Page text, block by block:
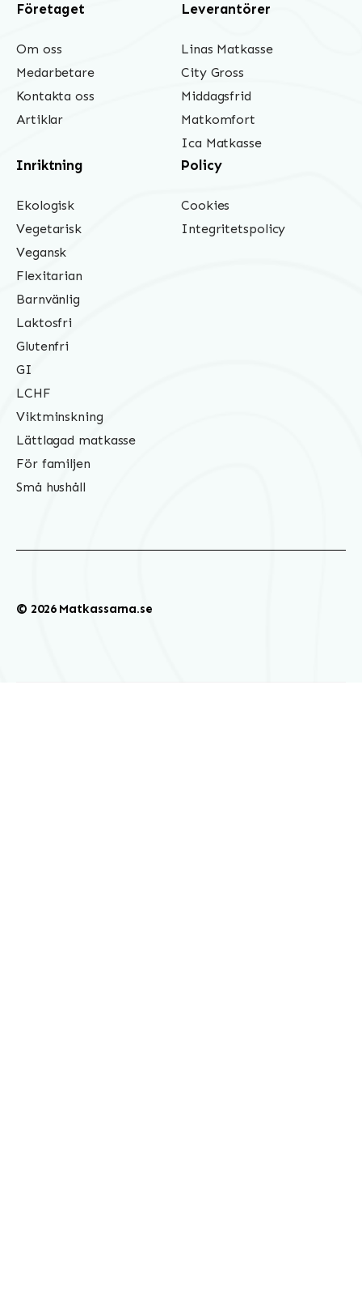
Företaget
Om oss
Medarbetare
Kontakta oss
Artiklar
Leverantörer
Linas Matkasse
City Gross
Middagsfrid
Matkomfort
Ica Matkasse
Inriktning
Ekologisk
Vegetarisk
Vegansk
Flexitarian
Barnvänlig
Laktosfri
Glutenfri
GI
LCHF
Viktminskning
Lättlagad matkasse
För familjen
Små hushåll
Policy
Cookies
Integritetspolicy
© 2026 Matkassarna.se